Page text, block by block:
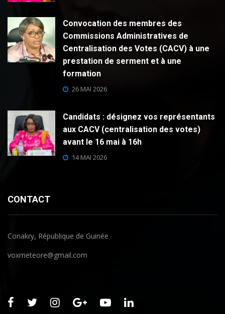
Convocation des membres des
Commissions Administratives de
Centralisation des Votes (CACV) à une
prestation de serment et à une
formation
26 MAI 2026
Candidats : désignez vos représentants
aux CACV (centralisation des votes)
avant le 16 mai à 16h
14 MAI 2026
CONTACT
Conakry, République de Guinée
voxmeteore@gmail.com